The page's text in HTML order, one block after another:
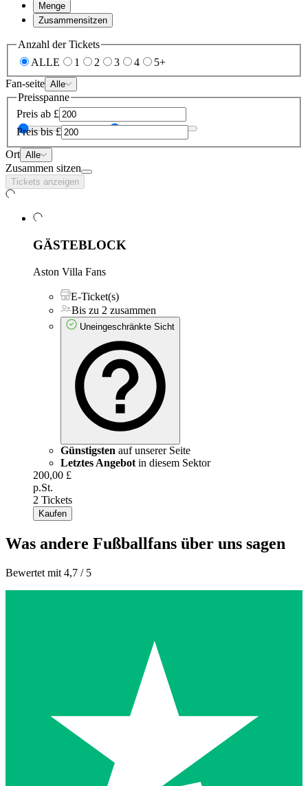
Menge
Zusammensitzen
Anzahl der Tickets
ALLE
1 2 3 4
5+
Fan-seite Alle
Preisspanne
Preis ab £
Preis bis £
Ort Alle
Zusammen sitzen
Tickets anzeigen
GÄSTEBLOCK
Aston Villa Fans
E-Ticket(s)
Bis zu 2 zusammen
Uneingeschränkte Sicht
Günstigsten auf unserer Seite
Letztes Angebot in diesem Sektor
200,00 £
p.St.
2 Tickets
Kaufen
Was andere Fußballfans über uns sagen
Bewertet mit 4,7 / 5